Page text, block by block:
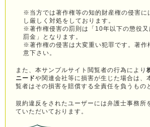
・法令により情報の開示が求められる場合
・人の生命、身体または財産の保護のために必要
・国の機関もしくは地方公共団体またはその委託
る事務を遂行すること
が判断した場合
・ご登録者様または弊社の権利の確保のために必
・業務遂行に必要な限度で個人情報の取扱いを委託
※当方では著作権等の知的財産権の侵害に
し厳しく対処をしております。
※著作権侵害の罰則は「10年以下の懲役
罰金」となります。
※著作権の侵害は大変重い犯罪です。著作
意下さい。
また、本サンプルサイト閲覧者の行為により
ニードや関連会社等に損害が生じた場合は、
覧者はその損害を賠償する全責任を負うもの
規約違反をされたユーザーには弁護士事務所
ていただいております。